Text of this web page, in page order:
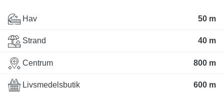
Hav 50 m
Strand 40 m
Centrum 800 m
Livsmedelsbutik 600 m